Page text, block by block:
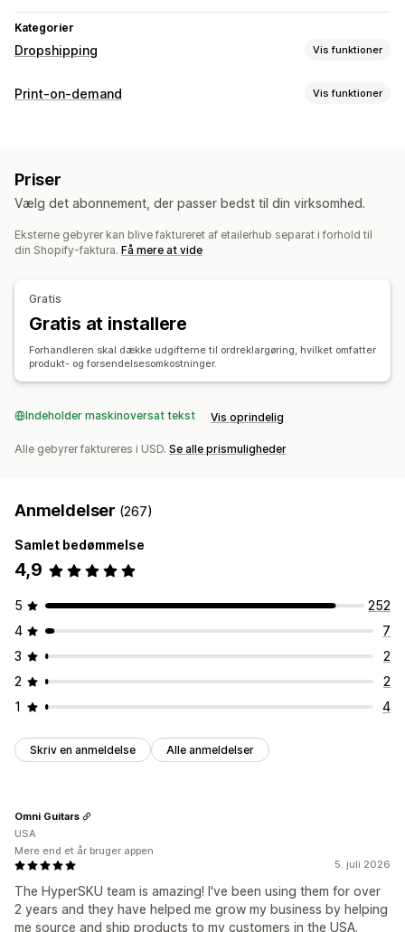
Kategorier
Dropshipping Vis funktioner
Produkter, du kan sælge
Produkter til kæledyr
Kina
Print-on-demand Vis funktioner
Personlig tilpasning
Tasker Tæpper Beklædning Broderi Hatte
Sko
Leveringsmuligheder
Masseforsendelse Tilpasset levering Global klargøring
Multiforsendelse Opdateringer i realtid
Priser
Vælg det abonnement, der passer bedst til din virksomhed.
Eksterne gebyrer kan blive faktureret af etailerhub separat i forhold til
din Shopify-faktura. Få mere at vide
Gratis
Gratis at installere
Forhandleren skal dække udgifterne til ordreklargøring, hvilket omfatter
produkt- og forsendelsesomkostninger.
Indeholder maskinoversat tekst Vis oprindelig
Alle gebyrer faktureres i USD. Se alle prismuligheder
Anmeldelser (267)
Samlet bedømmelse
4,9
5
252
4
7
3
2
2
2
1
4
Skriv en anmeldelse Alle anmeldelser
5. juli 2026
The HyperSKU team is amazing! I've been using them for over
2 years and they have helped me grow my business by helping
me source and ship products to my customers in the USA.
Omni Guitars
USA
Mere end et år bruger appen